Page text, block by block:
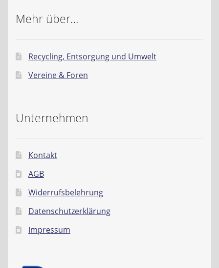
Mehr über…
Recycling, Entsorgung und Umwelt
Vereine & Foren
Unternehmen
Kontakt
AGB
Widerrufsbelehrung
Datenschutzerklärung
Impressum